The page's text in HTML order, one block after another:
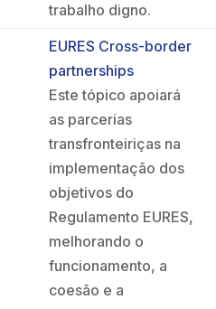
trabalho digno.
EURES Cross-border
partnerships
Este tópico apoiará
as parcerias
transfronteiriças na
implementação dos
objetivos do
Regulamento EURES,
melhorando o
funcionamento, a
coesão e a